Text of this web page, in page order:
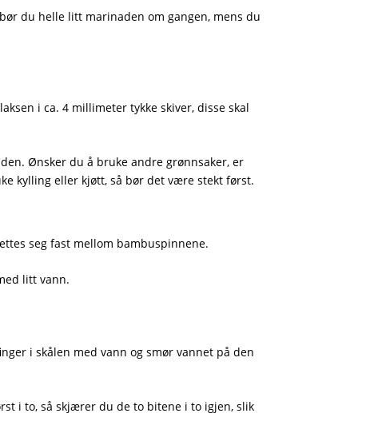
du helle litt marinaden om gangen, mens du
i ca. 4 millimeter tykke skiver, disse skal
Ønsker du å bruke andre grønnsaker, er
kylling eller kjøtt, så bør det være stekt først.
seg fast mellom bambuspinnene.
litt vann.
i skålen med vann og smør vannet på den
i to, så skjærer du de to bitene i to igjen, slik